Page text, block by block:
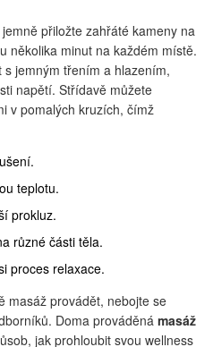
přiložte zahřáté kameny na
několika minut na každém místě.
jemným třením a hlazením,
napětí. Střídavě můžete
v pomalých kruzích, čímž
teplotu.
prokluz.
různé části těla.
proces relaxace.
masáž provádět, nebojte se
Doma prováděná masáž
jak prohloubit svou wellness